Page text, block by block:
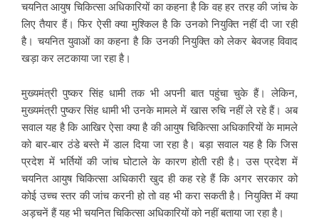
चयनित आयुष चिकित्सा अधिकारियों का कहना है कि वह हर तरह की जांच के
लिए तैयार हैं। फिर ऐसी क्या मुश्किल है कि उनको नियुक्ति नहीं दी जा रही
है। चयनित युवाओं का कहना है कि उनकी नियुक्ति को लेकर बेवजह विवाद
खड़ा कर लटकाया जा रहा है।
मुख्यमंत्री पुष्कर सिंह धामी तक भी अपनी बात पहुंचा चुके हैं। लेकिन,
मुख्यमंत्री पुष्कर सिंह धामी भी उनके मामले में खास रुचि नहीं ले रहे हैं। अब
सवाल यह है कि आखिर ऐसा क्या है की आयुष चिकित्सा अधिकारियों के मामले
को बार-बार ठंडे बस्ते में डाल दिया जा रहा है। बड़ा सवाल यह है कि जिस
प्रदेश में भर्तियों की जांच घोटाले के कारण होती रही है। उस प्रदेश में
चयनित आयुष चिकित्सा अधिकारी खुद ही कह रहे हैं कि अगर सरकार को
कोई उच्च स्तर की जांच करनी हो तो वह भी करा सकती है। नियुक्ति में क्या
अड़चनें हैं यह भी चयनित चिकित्सा अधिकारियों को नहीं बताया जा रहा है।